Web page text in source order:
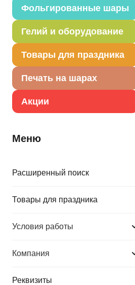
Фольгированные шары
Гелий и оборудование
Товары для праздника
Печать на шарах
Акции
Меню
Расширенный поиск
Товары для праздника
Условия работы
Компания
Реквизиты
(фольга на полиэтиленовой
шарам не сдуваться от недели до
Посмотреть Ф ФИГУРА
Портале оптовых закупок
Товар из коллекцииЯ
Ф ФИГУРА Мишка на
в достаточном